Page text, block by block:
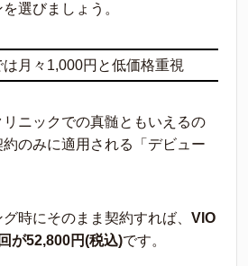
選びましょう。
月々1,000円と低価格重視
ニックでの真髄ともいえるの
のみに適用される「デビュー
時にそのまま契約すれば、 VIO
が52,800円(税込)です。